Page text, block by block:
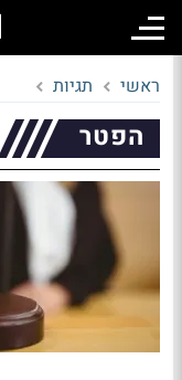
ראשי תגיות
הפטר